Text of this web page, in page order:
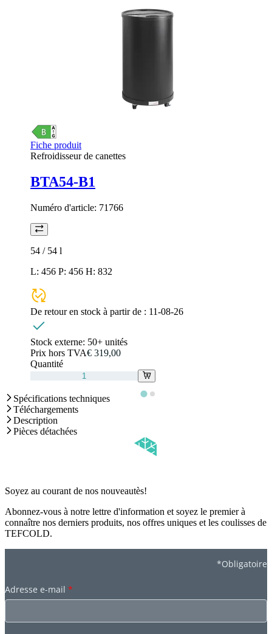
Fiche produit
Refroidisseur de canettes
BTA54-B1
Numéro d'article: 71766
54 / 54 l
L: 456 P: 456 H: 832
De retour en stock à partir de : 11-08-26
Stock externe: 50+ unités
Prix hors TVA€ 319,00
Quantité
Spécifications techniques
Téléchargements
Description
Pièces détachées
Soyez au courant de nos nouveautès!
Abonnez-vous à notre lettre d'information et soyez le premier à
connaître nos derniers produits, nos offres uniques et les coulisses de
TEFCOLD.
*Obligatoire
Adresse e-mail *